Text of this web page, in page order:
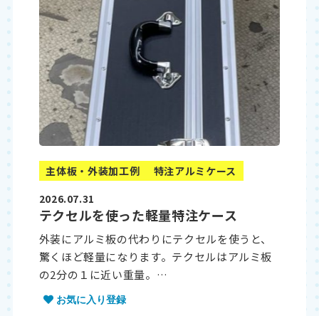
主体板・外装加工例
特注アルミケース
2026.07.31
テクセルを使った軽量特注ケース
外装にアルミ板の代わりにテクセルを使うと、
驚くほど軽量になります。テクセルはアルミ板
の2分の１に近い重量。…
お気に入り登録